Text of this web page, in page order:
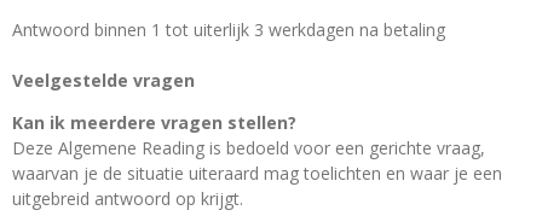
Antwoord binnen 1 tot uiterlijk 3 werkdagen na betaling
Veelgestelde vragen
Kan ik meerdere vragen stellen?
Deze Algemene Reading is bedoeld voor een gerichte vraag,
waarvan je de situatie uiteraard mag toelichten en waar je een
uitgebreid antwoord op krijgt.